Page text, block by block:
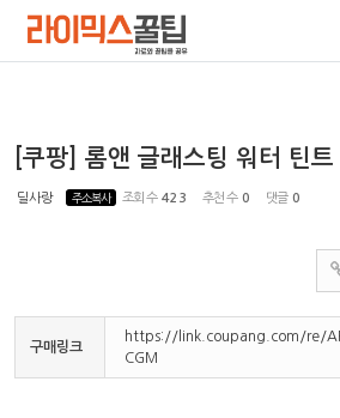
[쿠팡] 롬앤 글래스팅 워터 틴
딜사랑 주소복사 조회 수 423 추천 수 0 댓글 0
구매링크
https://link.coupang.com/re/
CGM
Sketchbook5, 스케
Sketchbook5, 스케